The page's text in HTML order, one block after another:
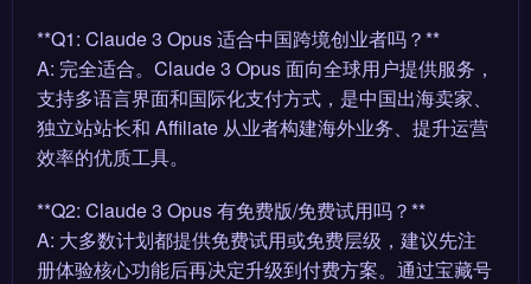
**Q1: Claude 3 Opus 适合中国跨境创业者吗？**
A: 完全适合。Claude 3 Opus 面向全球用户提供服务，
支持多语言界面和国际化支付方式，是中国出海卖家、
独立站站长和 Affiliate 从业者构建海外业务、提升运营
效率的优质工具。
**Q2: Claude 3 Opus 有免费版/免费试用吗？**
A: 大多数计划都提供免费试用或免费层级，建议先注
册体验核心功能后再决定升级到付费方案。通过宝藏号